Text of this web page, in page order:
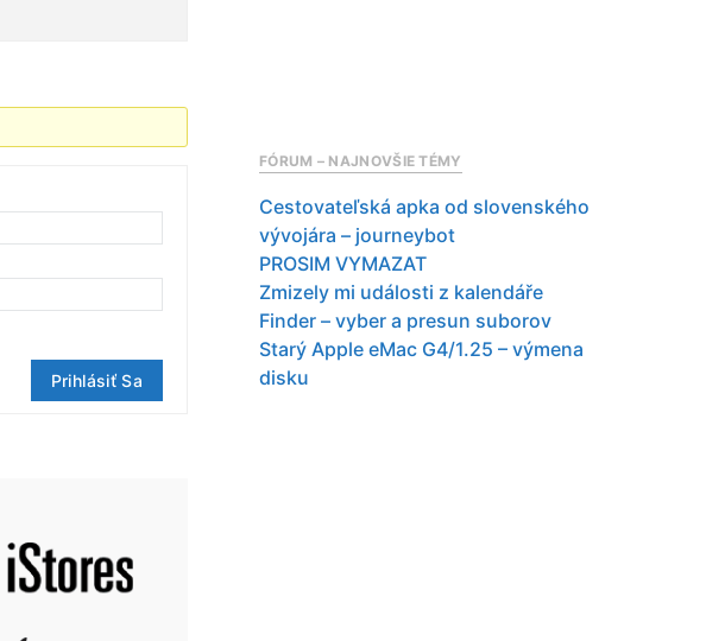
Prihlásiť Sa
FÓRUM – NAJNOVŠIE TÉMY
Cestovateľská apka od slovenského
vývojára – journeybot
PROSIM VYMAZAT
Zmizely mi události z kalendáře
Finder – vyber a presun suborov
Starý Apple eMac G4/1.25 – výmena
disku